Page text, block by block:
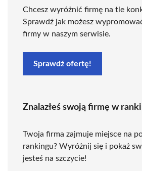
Chcesz wyróżnić firmę na tle
Sprawdź jak możesz
firmy w naszym serwisie.
Sprawdź ofertę!
Znalazłeś swoją firmę w
Twoja firma zajmuje miejsce na
rankingu? Wyróżnij się i pokaż
jesteś na szczycie!